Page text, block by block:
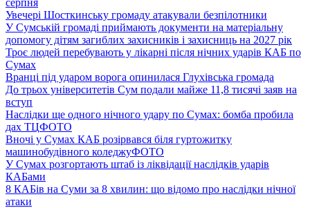
серпня
Увечері Шосткинську громаду атакували безпілотники
У Сумській громаді приймають документи на матеріальну
допомогу дітям загиблих захисників і захисниць на 2027 рік
Троє людей перебувають у лікарні після нічних ударів КАБ по
Сумах
Вранці під ударом ворога опинилася Глухівська громада
До трьох університетів Сум подали майже 11,8 тисячі заяв на
вступ
Наслідки ще одного нічного удару по Сумах: бомба пробила
дах ТЦФОТО
Вночі у Сумах КАБ розірвався біля гуртожитку
машинобудівного коледжуФОТО
У Сумах розгортають штаб із ліквідації наслідків ударів
КАБами
8 КАБів на Суми за 8 хвилин: що відомо про наслідки нічної
атаки